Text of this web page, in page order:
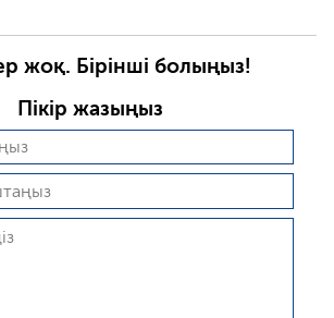
жоқ. Бірінші болыңыз!
Пікір жазыңыз